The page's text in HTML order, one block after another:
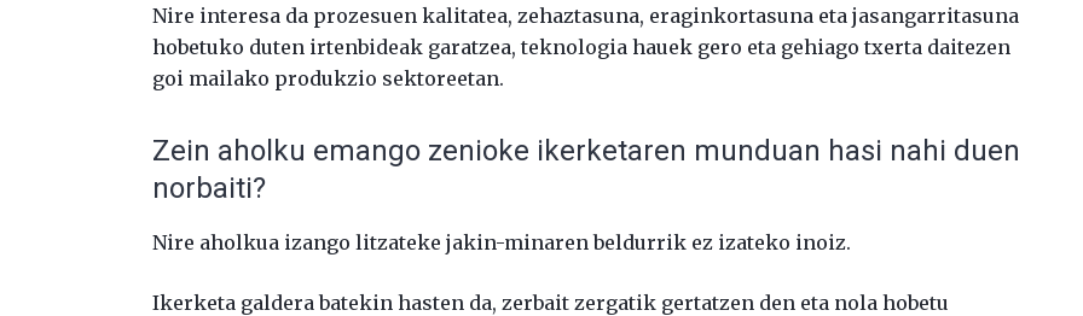
Nire interesa da prozesuen kalitatea, zehaztasuna, eraginkortasuna eta jasangarritasuna
hobetuko duten irtenbideak garatzea, teknologia hauek gero eta gehiago txerta daitezen
goi mailako produkzio sektoreetan.
Zein aholku emango zenioke ikerketaren munduan hasi nahi duen
norbaiti?
Nire aholkua izango litzateke jakin-minaren beldurrik ez izateko inoiz.
Ikerketa galdera batekin hasten da, zerbait zergatik gertatzen den eta nola hobetu